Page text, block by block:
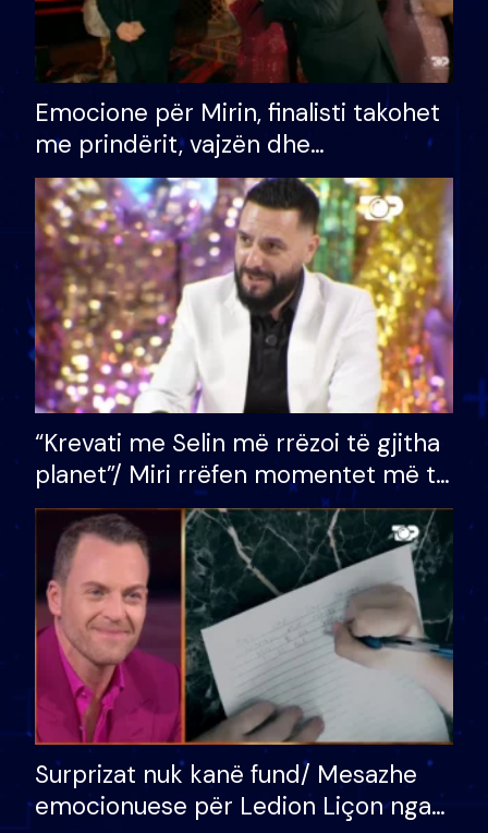
Emocione për Mirin, finalisti takohet
me prindërit, vajzën dhe
bashkëshorten: S’kemi ndonjë letër
divorci apo jo?
“Krevati me Selin më rrëzoi të gjitha
planet”/ Miri rrëfen momentet më të
bukura në shtëpinë e BB VIP: Do më
mungojë zilja e mëngjesit kur…
Surprizat nuk kanë fund/ Mesazhe
emocionuese për Ledion Liçon nga